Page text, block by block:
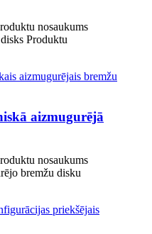
nosaukums
Produktu
aizmugurējā
nosaukums
bremžu disku